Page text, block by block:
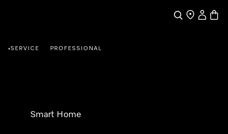
Wat zoek je?
Dealer zoeken
Mijn
•SERVICE PROFESSIONAL
Smart Home